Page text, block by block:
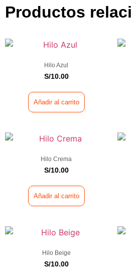
Productos
Hilo Azul
S/10.00
Añadir al carrito
Hilo Crema
S/10.00
Añadir al carrito
Hilo Beige
S/10.00